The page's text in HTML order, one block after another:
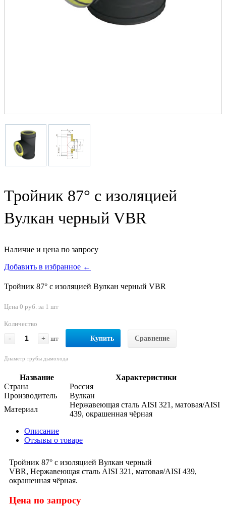
Тройник 87° с изоляцией
Вулкан черный VBR
Наличие и цена по запросу
Добавить в избранное ←
Тройник 87° с изоляцией Вулкан черный VBR
Цена 0 руб. за 1 шт
Количество
-
+ шт Купить Сравнение
Диаметр трубы дымохода
Название
Характеристики
Страна
Россия
Производитель
Вулкан
Материал
Нержавеющая сталь AISI 321, матовая/AISI
439, окрашенная чёрная
Описание
Отзывы о товаре
Тройник 87° с изоляцией Вулкан черный
VBR, Нержавеющая сталь AISI 321, матовая/AISI 439,
окрашенная чёрная.
Цена по запросу